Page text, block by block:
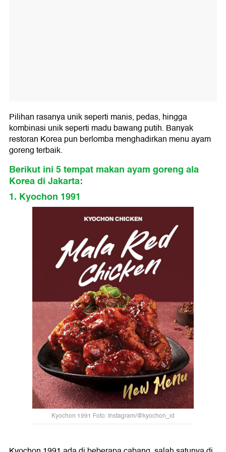
Pilihan rasanya unik seperti manis, pedas, hingga
kombinasi unik seperti madu bawang putih. Banyak
restoran Korea pun berlomba menghadirkan menu ayam
goreng terbaik.
Berikut ini 5 tempat makan ayam goreng ala
Korea di Jakarta:
1. Kyochon 1991
Kyochon 1991 Foto: Instagram/@kyochon_id